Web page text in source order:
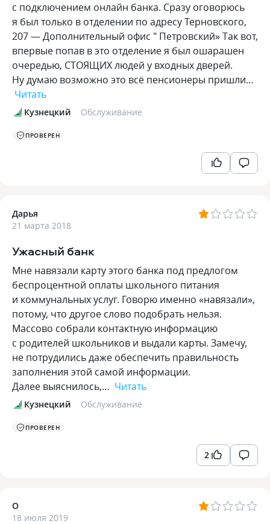
с подключением онлайн банка. Сразу оговорюсь
я был только в отделении по адресу Терновского,
207 — Дополнительный офис " Петровский» Так вот,
впервые попав в это отделение я был ошарашен
очередью, СТОЯЩИХ людей у входных дверей.
Ну думаю возможно это всё пенсионеры пришли…
Читать
Кузнецкий Обслуживание
ПРОВЕРЕН
Дарья
21 марта 2018
Ужасный банк
Мне навязали карту этого банка под предлогом
беспроцентной оплаты школьного питания
и коммунальных услуг. Говорю именно «навязали»,
потому, что другое слово подобрать нельзя.
Массово собрали контактную информацию
с родителей школьников и выдали карты. Замечу,
не потрудились даже обеспечить правильность
заполнения этой самой информации.
Далее выяснилось,… Читать
Кузнецкий Обслуживание
ПРОВЕРЕН
2
О
18 июля 2019